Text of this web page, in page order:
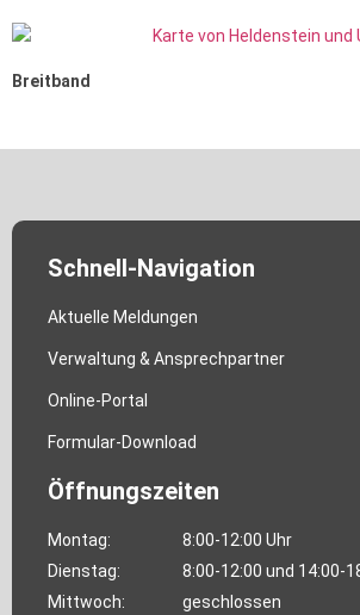
Breitband
Schnell-Navigation
Aktuelle Meldungen
Verwaltung & Ansprechpartner
Online-Portal
Formular-Download
Öffnungszeiten
Montag:
8:00-12:00 Uhr
Dienstag:
8:00-12:00 und 14:00-
Mittwoch:
geschlossen